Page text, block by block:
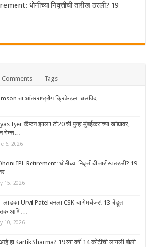
धोनीच्या निवृत्तीची तारीख ठरली? 19
Comments Tags
चा आंतरराष्ट्रीय क्रिकेटला अलविदा
Iyer कॅप्टन झाला! टी20 ची पुन्हा मुंबईकराच्या खांद्यावर,
गेम्स…
6, 2026
IPL Retirement: धोनीच्या निवृत्तीची तारीख ठरली? 19
15, 2026
लाडका Urvil Patel बनला CSK चा गेमचेंजर! 13 चेंडूत
आणि…
10, 2026
हा Kartik Sharma? 19 व्या वर्षी 14 कोटींची लागली बोली